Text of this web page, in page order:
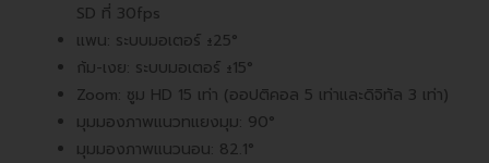
SD ที่ 30fps
แพน: ระบบมอเตอร์ ±25°
ก้ม-เงย: ระบบมอเตอร์ ±15°
Zoom: ซูม HD 15 เท่า (ออปติคอล 5 เท่าและดิจิทัล 3 เท่า)
มุมมองภาพแนวทแยงมุม: 90°
มุมมองภาพแนวนอน: 82.1°